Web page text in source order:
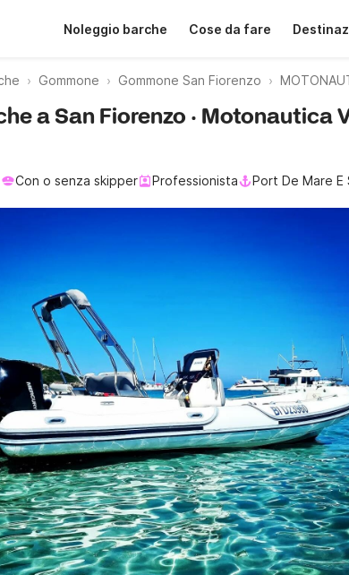
Noleggio barche Cose da fare
Gommone Gommone San Fiorenzo
a San Fiorenzo ·
Con o senza skipper Professionista Port De Mare E